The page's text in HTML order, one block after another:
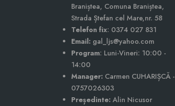
Braniștea, Comuna Braniștea,
Strada Ștefan cel Mare,nr. 58
Telefon fix: 0374 027 831
Email: gal_ljs@yahoo.com
Program: Luni-Vineri: 10:00 -
14:00
Manager: Carmen CUHARIȘCĂ -
0757026303
Președinte: Alin Nicusor